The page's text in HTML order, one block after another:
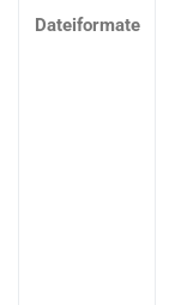
Dateiformate